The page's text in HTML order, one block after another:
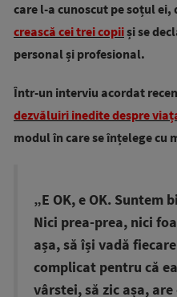
care l-a cunoscut pe soțul ei,
crească cei trei copiiși se
personal și profesional.
Într-un interviu acordat
dezvăluiri inedite despre
modul în care se înțelege cu
„E OK, e OK. Suntem
Nici prea-prea, nici
așa, să își vadă
complicat pentru că
vârstei, să zic așa,